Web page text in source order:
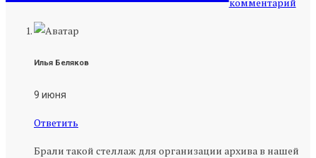
Илья Беляков
9 июня
Ответить
Брали такой стеллаж для организации архива в нашей